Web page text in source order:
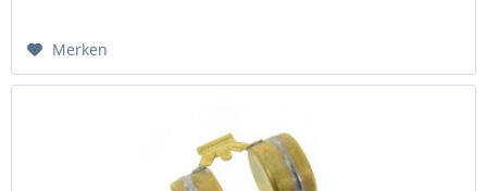
Merken